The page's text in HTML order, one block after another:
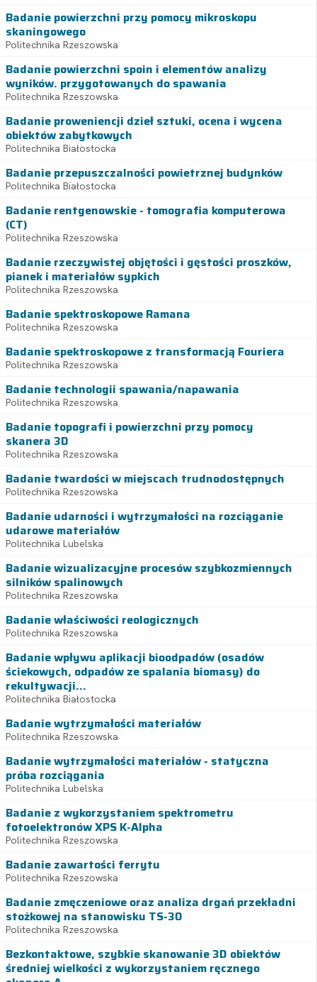
Badanie powierzchni przy pomocy mikroskopu
skaningowego
Politechnika Rzeszowska
Badanie powierzchni spoin i elementów analizy
wyników. przygotowanych do spawania
Politechnika Rzeszowska
Badanie proweniencji dzieł sztuki, ocena i wycena
obiektów zabytkowych
Politechnika Białostocka
Badanie przepuszczalności powietrznej budynków
Politechnika Białostocka
Badanie rentgenowskie - tomografia komputerowa
(CT)
Politechnika Rzeszowska
Badanie rzeczywistej objętości i gęstości proszków,
pianek i materiałów sypkich
Politechnika Rzeszowska
Badanie spektroskopowe Ramana
Politechnika Rzeszowska
Badanie spektroskopowe z transformacją Fouriera
Politechnika Rzeszowska
Badanie technologii spawania/napawania
Politechnika Rzeszowska
Badanie topografi i powierzchni przy pomocy
skanera 3D
Politechnika Rzeszowska
Badanie twardości w miejscach trudnodostępnych
Politechnika Rzeszowska
Badanie udarności i wytrzymałości na rozciąganie
udarowe materiałów
Politechnika Lubelska
Badanie wizualizacyjne procesów szybkozmiennych
silników spalinowych
Politechnika Rzeszowska
Badanie właściwości reologicznych
Politechnika Rzeszowska
Badanie wpływu aplikacji bioodpadów (osadów
ściekowych, odpadów ze spalania biomasy) do
rekultywacji...
Politechnika Białostocka
Badanie wytrzymałości materiałów
Politechnika Rzeszowska
Badanie wytrzymałości materiałów - statyczna
próba rozciągania
Politechnika Lubelska
Badanie z wykorzystaniem spektrometru
fotoelektronów XPS K-Alpha
Politechnika Rzeszowska
Badanie zawartości ferrytu
Politechnika Rzeszowska
Badanie zmęczeniowe oraz analiza drgań przekładni
stożkowej na stanowisku TS-30
Politechnika Rzeszowska
Bezkontaktowe, szybkie skanowanie 3D obiektów
średniej wielkości z wykorzystaniem ręcznego